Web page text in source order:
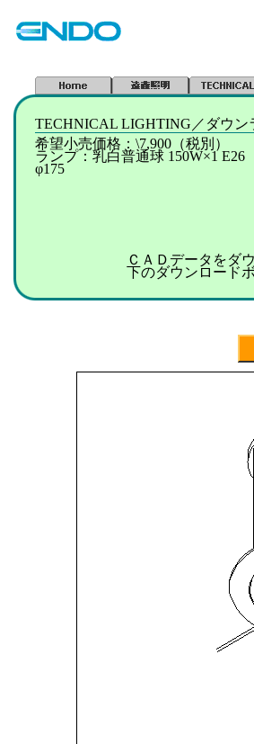
TECHNICAL LIGHTING／ダウ
希望小売価格：\7,900（税別）
ランプ：乳白普通球 150W×1
φ175
ＣＡＤデータをダ
下のダウンロード